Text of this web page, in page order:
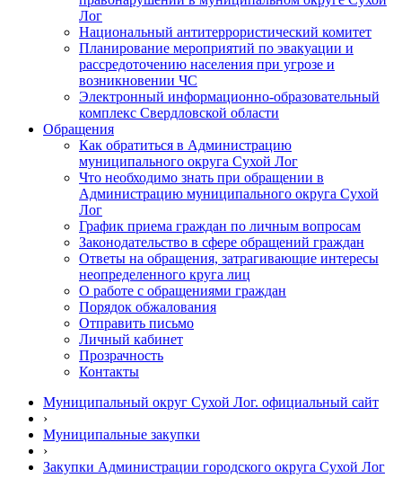
Лог
Национальный антитеррористический комитет
Планирование мероприятий по эвакуации и
рассредоточению населения при угрозе и
возникновении ЧС
Электронный информационно-образовательный
комплекс Свердловской области
Обращения
Как обратиться в Администрацию
муниципального округа Сухой Лог
Что необходимо знать при обращении в
Администрацию муниципального округа Сухой
Лог
График приема граждан по личным вопросам
Законодательство в сфере обращений граждан
Ответы на обращения, затрагивающие интересы
неопределенного круга лиц
О работе с обращениями граждан
Порядок обжалования
Отправить письмо
Личный кабинет
Прозрачность
Контакты
Муниципальный округ Сухой Лог. официальный сайт
›
Муниципальные закупки
›
Закупки Администрации городского округа Сухой Лог